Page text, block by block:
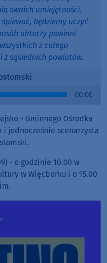
swoich umiejętności.
będziemy uczyć
aktorzy powinni
z całego
z sąsiednich powiatów.
00:00
- Gminnego Ośrodka
i jednocześnie scenarzysta
- o godzinie 10.00 w
w Więcborku i o 15.00